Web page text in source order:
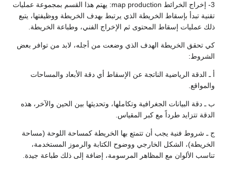
3- إخراج الخرائط map production: يهتم هذا القسم بمجموعة عمليات
تبدأ بإسقاط الخريطة الذي يرتبط بهدف الخريطة ووظيفتها، يتبع
عمليات إسقاط المحتوى ثم الإخراج الفني، وطباعة الخريطة.
تحقق الخريطة الهدف الذي وضعت من أجله، لابد من توافر بعض
الدقة الرياضية الناتجة عن الإسقاط أي دقة الأبعاد والمساحات
دقة البيانات الجغرافية وتكاملها، وتحديثها بين الحين والآخر، هذه
تتزايد طرداً مع كبر المقياس.
شروط فنية يجب أن تتمتع بها الخريطة كمساحة اللوحة (مساحة
الشكل الخارجي ووضوح الكتابة والرموز المستخدمة،
الألوان مع المظاهر المرسومة، إضافة إلى ذلك طباعة جيدة.